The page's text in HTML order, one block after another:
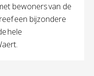
bewoners van de
een bijzondere
hele